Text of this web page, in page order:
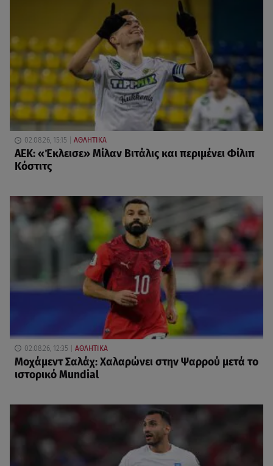
02.08.26, 15:15 ΑΘΛΗΤΙΚΑ
ΑΕΚ: «Έκλεισε» Μίλαν Βιτάλις και περιμένει Φίλιπ
Κόστιτς
02.08.26, 12:35 ΑΘΛΗΤΙΚΑ
Μοχάμεντ Σαλάχ: Χαλαρώνει στην Ψαρρού μετά το
ιστορικό Mundial